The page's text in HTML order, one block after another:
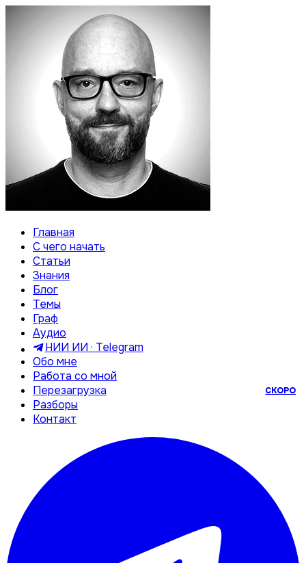
Главная
С чего начать
Статьи
Знания
Блог
Темы
Граф
Аудио
НИИ ИИ · Telegram
Обо мне
Работа со мной
Перезагрузка
СКОРО
Разборы
Контакт